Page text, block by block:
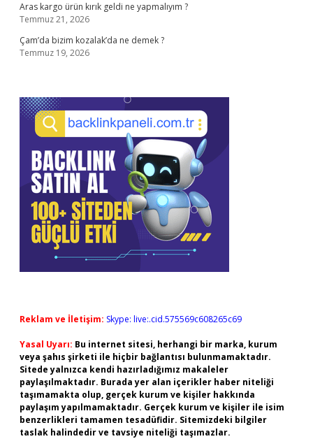
Aras kargo ürün kırık geldi ne yapmalıyım ?
Temmuz 21, 2026
Çam’da bizim kozalak’da ne demek ?
Temmuz 19, 2026
Reklam ve İletişim: Skype: live:.cid.575569c608265c69
Yasal Uyarı: Bu internet sitesi, herhangi bir marka, kurum
veya şahıs şirketi ile hiçbir bağlantısı bulunmamaktadır.
Sitede yalnızca kendi hazırladığımız makaleler
paylaşılmaktadır. Burada yer alan içerikler haber niteliği
taşımamakta olup, gerçek kurum ve kişiler hakkında
paylaşım yapılmamaktadır. Gerçek kurum ve kişiler ile isim
benzerlikleri tamamen tesadüfidir. Sitemizdeki bilgiler
taslak halindedir ve tavsiye niteliği taşımazlar.